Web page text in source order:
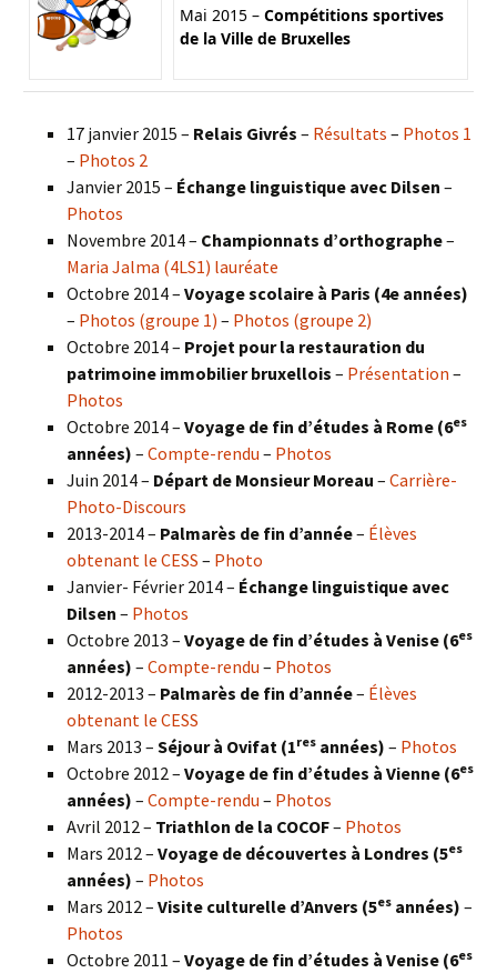
Mai 2015 – Compétitions sportives
de la Ville de Bruxelles
17 janvier 2015 – Relais Givrés – Résultats – Photos 1
– Photos 2
Janvier 2015 – Échange linguistique avec Dilsen –
Photos
Novembre 2014 – Championnats d’orthographe–
Maria Jalma (4LS1) lauréate
Octobre 2014 – Voyage scolaire à Paris (4e années)
– Photos (groupe 1) – Photos (groupe 2)
Octobre 2014 – Projet pour la restauration du
patrimoine immobilier bruxellois – Présentation –
Photos
Octobre 2014 – Voyage de fin d’études à Rome (6es
années) – Compte-rendu – Photos
Juin 2014 – Départ de Monsieur Moreau – Carrière-
Photo-Discours
2013-2014 – Palmarès de fin d’année– Élèves
obtenant le CESS – Photo
Janvier- Février 2014 – Échange linguistique avec
Dilsen – Photos
Octobre 2013 – Voyage de fin d’études à Venise (6es
années) – Compte-rendu – Photos
2012-2013 – Palmarès de fin d’année– Élèves
obtenant le CESS
Mars 2013 – Séjour à Ovifat (1res années) – Photos
Octobre 2012 – Voyage de fin d’études à Vienne (6es
années) – Compte-rendu – Photos
Avril 2012 – Triathlon de la COCOF– Photos
Mars 2012 – Voyage de découvertes à Londres (5es
années) – Photos
Mars 2012 – Visite culturelle d’Anvers (5es années) –
Photos
Octobre 2011 – Voyage de fin d’études à Venise (6es